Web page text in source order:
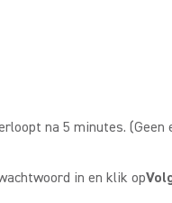
na 5 minutes. (Geen
in en klik op